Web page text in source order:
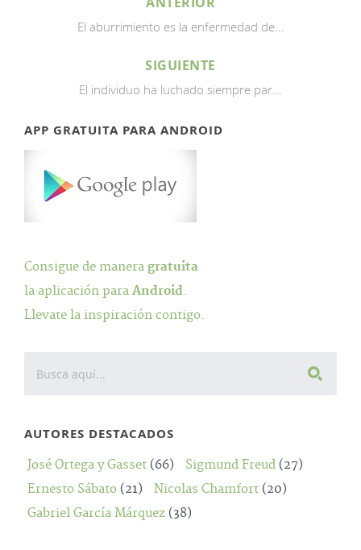
El aburrimiento es la enfermedad de...
SIGUIENTE
El individuo ha luchado siempre par...
APP GRATUITA PARA ANDROID
Consigue de manera gratuita
la aplicación para Android.
Llevate la inspiración contigo.
AUTORES DESTACADOS
José Ortega y Gasset (66) Sigmund Freud (27)
Ernesto Sábato (21) Nicolas Chamfort (20)
Gabriel García Márquez (38)